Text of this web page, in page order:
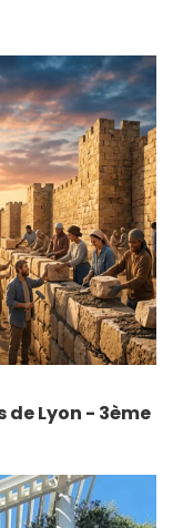
de Lyon - 3ème